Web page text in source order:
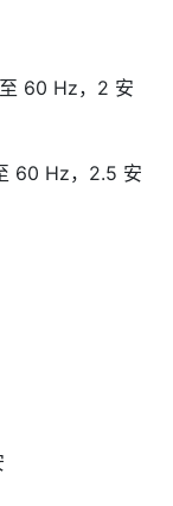
60 Hz，2 安
60 Hz，2.5 安